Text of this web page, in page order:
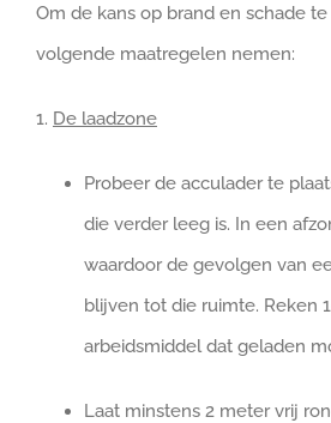
Om de kans op brand en schade
volgende maatregelen nemen:
1. De laadzone
Probeer de acculader te
die verder leeg is. In een
waardoor de gevolgen van
blijven tot die ruimte. Reken
arbeidsmiddel dat geladen
Laat minstens 2 meter vrij